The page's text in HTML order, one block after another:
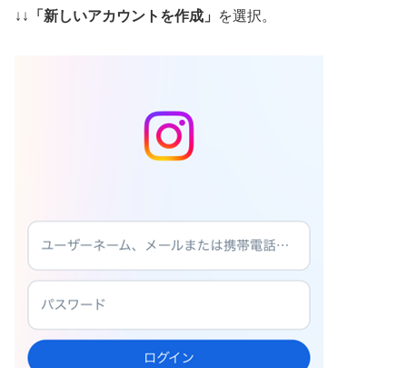
↓↓ 「新しいアカウントを作成」 を選択。